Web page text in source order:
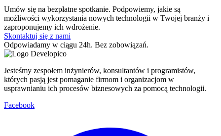
Umów się na bezpłatne spotkanie. Podpowiemy, jakie są
możliwości wykorzystania nowych technologii w Twojej branży i
zaproponujemy ich wdrożenie.
Skontaktuj się z nami
Odpowiadamy w ciągu 24h. Bez zobowiązań.
Jesteśmy zespołem inżynierów, konsultantów i programistów,
których pasją jest pomaganie firmom i organizacjom w
usprawnianiu ich procesów biznesowych za pomocą technologii.
Facebook